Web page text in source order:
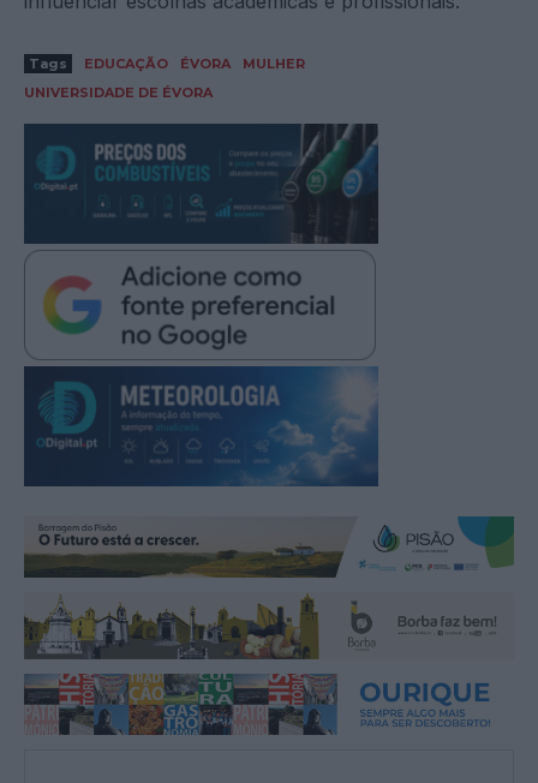
Tags EDUCAÇÃO ÉVORA
MULHER
UNIVERSIDADE DE ÉVORA